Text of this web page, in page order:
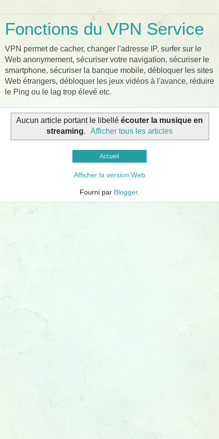
Fonctions du VPN Service
VPN permet de cacher, changer l'adresse IP, surfer sur le
Web anonymement, sécuriser votre navigation, sécuriser le
smartphone, sécuriser la banque mobile, débloquer les sites
Web étrangers, débloquer les jeux vidéos à l'avance, réduire
le Ping ou le lag trop élevé etc.
Aucun article portant le libellé écouter la musique en
streaming. Afficher tous les articles
Accueil
Afficher la version Web
Fourni par Blogger.